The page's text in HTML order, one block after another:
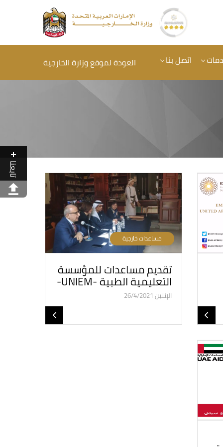
تابعنا
اتصل بنا العودة لموقع وزارة الخارجية
مساعدات خارجية
تقديم مساعدات للمؤسسة
التعليمية الطبية -UNIEM-
الإثنين 26/4/2021